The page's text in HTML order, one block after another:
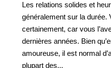
Les relations solides et
généralement sur la durée.
certainement, car vous
dernières années. Bien
amoureuse, il est normal
plupart des...